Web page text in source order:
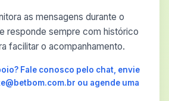
as mensagens durante o
responde sempre com histórico
facilitar o acompanhamento.
Fale conosco pelo chat, envie
ou agende uma